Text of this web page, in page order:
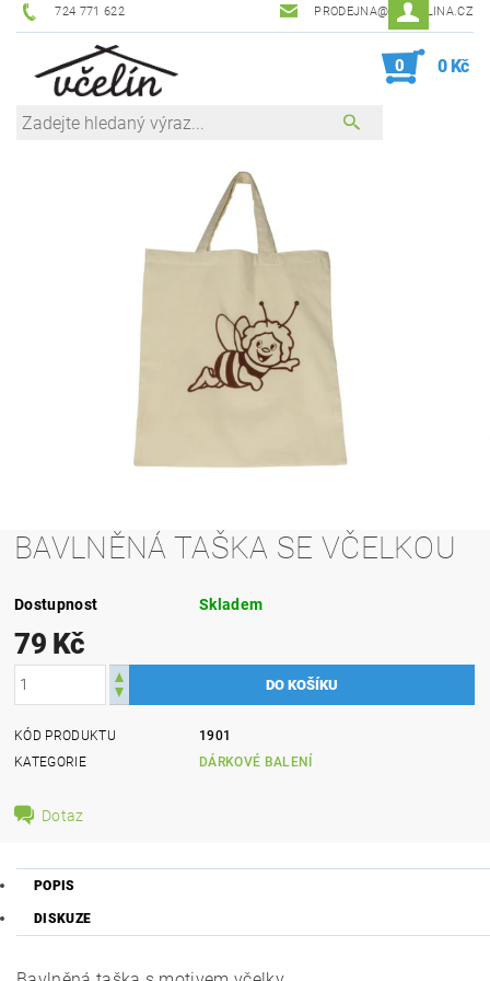
724 771 622 PRODEJNA@ZEVCELINA.CZ
0 0 Kč
BAVLNĚNÁ TAŠKA SE VČELKOU
Dostupnost Skladem
79 Kč
KÓD PRODUKTU
1901
KATEGORIE
DÁRKOVÉ BALENÍ
Dotaz
POPIS
DISKUZE